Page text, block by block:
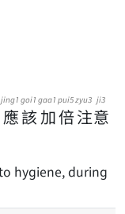
應
jing1
該
goi1
加
gaa1
倍
pui5
注
zyu3
意
ji3
hygiene, during